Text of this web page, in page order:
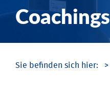
Coachings